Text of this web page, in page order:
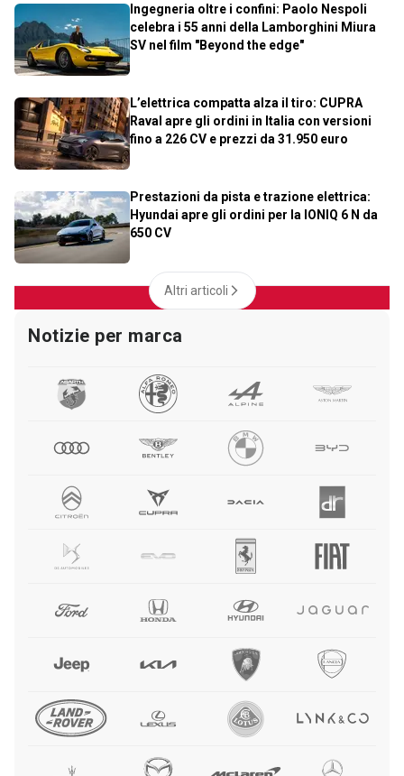
Ingegneria oltre i confini: Paolo Nespoli
celebra i 55 anni della Lamborghini Miura
SV nel film "Beyond the edge"
L’elettrica compatta alza il tiro: CUPRA
Raval apre gli ordini in Italia con versioni
fino a 226 CV e prezzi da 31.950 euro
Prestazioni da pista e trazione elettrica:
Hyundai apre gli ordini per la IONIQ 6 N da
650 CV
Altri articoli
Notizie per marca